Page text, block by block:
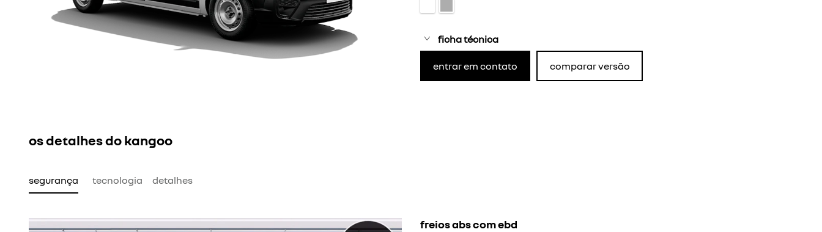
ficha técnica
entrar em contato comparar versão
os detalhes do kangoo
segurança tecnologia detalhes
assistente de frenagem de emergência (afu)